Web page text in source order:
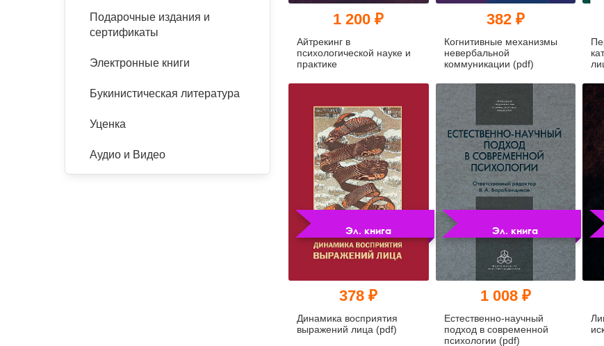
Подарочные издания и
сертификаты
Электронные книги
Букинистическая литература
Уценка
Аудио и Видео
1 200 ₽
Айтрекинг в
психологической науке и
практике
382 ₽
Когнитивные механизмы
невербальной
коммуникации (pdf)
Эл. книга
378 ₽
Динамика восприятия
выражений лица (pdf)
Эл. книга
1 008 ₽
Естественно-научный
подход в современной
психологии (pdf)